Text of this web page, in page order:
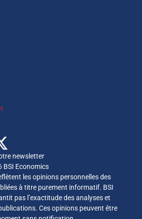
newsletter
Economics
les opinions personnelles des
à titre purement informatif. BSI
pas l’exactitude des analyses et
Ces opinions peuvent être